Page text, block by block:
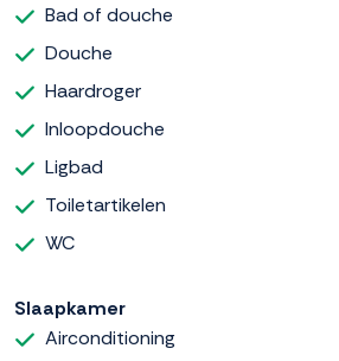
Bad of douche
Douche
Haardroger
Inloopdouche
Ligbad
Toiletartikelen
WC
Slaapkamer
Airconditioning